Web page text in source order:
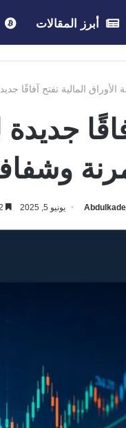
أبرز المقالات
الأوراق المالية تفتح آفاقًا
يونيو 5, 2025